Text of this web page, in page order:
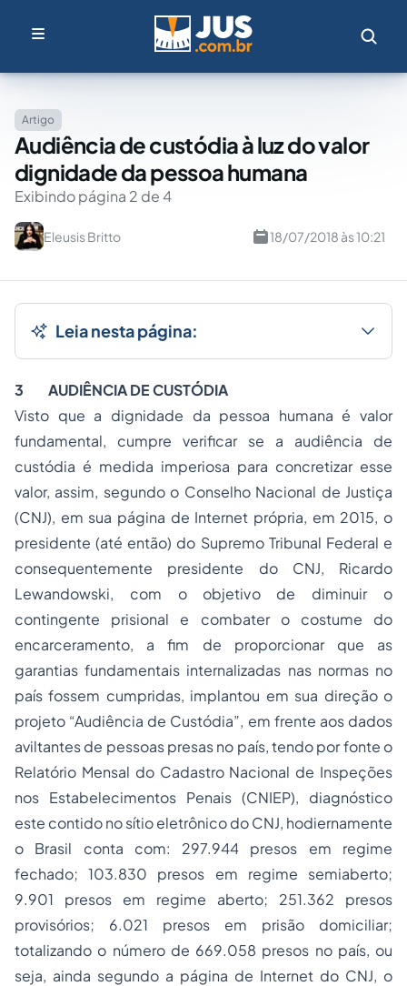
Artigo
Audiência de custódia à luz do valor
dignidade da pessoa humana
Exibindo página 2 de 4
Eleusis Britto 18/07/2018 às 10:21
Leia nesta página:
3 AUDIÊNCIA DE CUSTÓDIA
Visto que a dignidade da pessoa humana é valor
fundamental, cumpre verificar se a audiência de
custódia é medida imperiosa para concretizar esse
valor, assim, segundo o Conselho Nacional de Justiça
(CNJ), em sua página de Internet própria, em 2015, o
presidente (até então) do Supremo Tribunal Federal e
consequentemente presidente do CNJ, Ricardo
Lewandowski, com o objetivo de diminuir o
contingente prisional e combater o costume do
encarceramento, a fim de proporcionar que as
garantias fundamentais internalizadas nas normas no
país fossem cumpridas, implantou em sua direção o
projeto “Audiência de Custódia”, em frente aos dados
aviltantes de pessoas presas no país, tendo por fonte o
Relatório Mensal do Cadastro Nacional de Inspeções
nos Estabelecimentos Penais (CNIEP), diagnóstico
este contido no sítio eletrônico do CNJ, hodiernamente
o Brasil conta com: 297.944 presos em regime
fechado; 103.830 presos em regime semiaberto;
9.901 presos em regime aberto; 251.362 presos
provisórios; 6.021 presos em prisão domiciliar;
totalizando o número de 669.058 presos no país, ou
seja, ainda segundo a página de Internet do CNJ, o